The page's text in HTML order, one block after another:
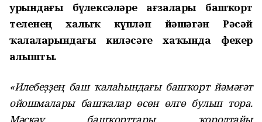
урындағы бүлексәләре ағзалары башҡорт
теленең халыҡ күпләп йәшәгән Рәсәй
ҡалаларындағы киләсәге хаҡында фекер
алышты.
«Илебеҙҙең баш ҡалаһындағы башҡорт йәмәғәт
ойошмалары башҡалар өсөн өлгө булып тора.